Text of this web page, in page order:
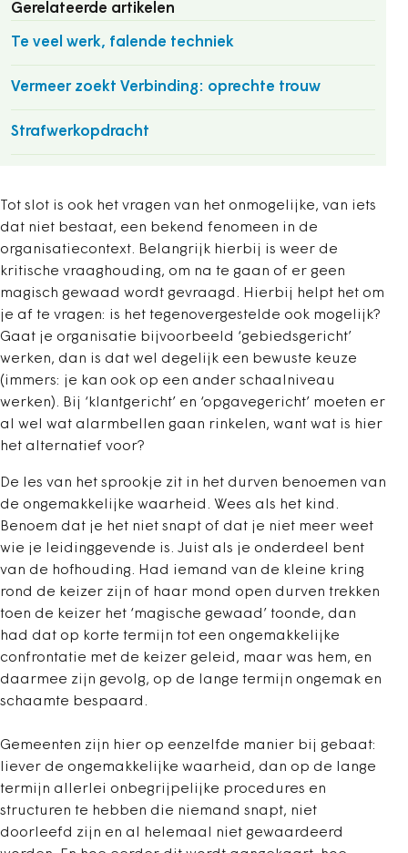
Gerelateerde artikelen
Te veel werk, falende techniek
Vermeer zoekt Verbinding: oprechte trouw
Strafwerkopdracht
Tot slot is ook het vragen van het onmogelijke, van iets
dat niet bestaat, een bekend fenomeen in de
organisatiecontext. Belangrijk hierbij is weer de
kritische vraaghouding, om na te gaan of er geen
magisch gewaad wordt gevraagd. Hierbij helpt het om
je af te vragen: is het tegenovergestelde ook mogelijk?
Gaat je organisatie bijvoorbeeld ‘gebiedsgericht’
werken, dan is dat wel degelijk een bewuste keuze
(immers: je kan ook op een ander schaalniveau
werken). Bij ‘klantgericht’ en ‘opgavegericht’ moeten er
al wel wat alarmbellen gaan rinkelen, want wat is hier
het alternatief voor?
De les van het sprookje zit in het durven benoemen van
de ongemakkelijke waarheid. Wees als het kind.
Benoem dat je het niet snapt of dat je niet meer weet
wie je leidinggevende is. Juist als je onderdeel bent
van de hofhouding. Had iemand van de kleine kring
rond de keizer zijn of haar mond open durven trekken
toen de keizer het ‘magische gewaad’ toonde, dan
had dat op korte termijn tot een ongemakkelijke
confrontatie met de keizer geleid, maar was hem, en
daarmee zijn gevolg, op de lange termijn ongemak en
schaamte bespaard.
Gemeenten zijn hier op eenzelfde manier bij gebaat:
liever de ongemakkelijke waarheid, dan op de lange
termijn allerlei onbegrijpelijke procedures en
structuren te hebben die niemand snapt, niet
doorleefd zijn en al helemaal niet gewaardeerd